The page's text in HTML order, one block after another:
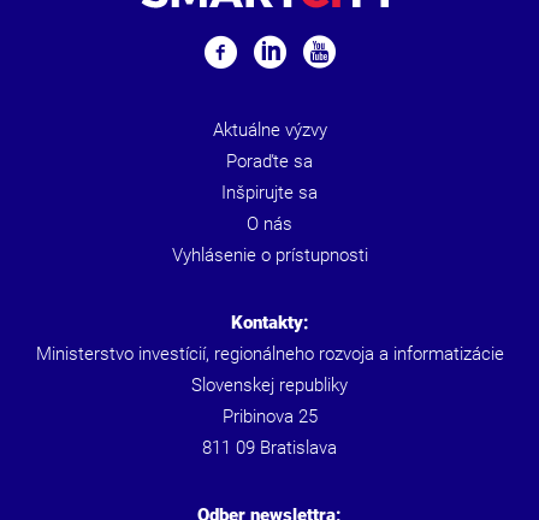
Aktuálne výzvy
Poraďte sa
Inšpirujte sa
O nás
Vyhlásenie o prístupnosti
Kontakty:
Ministerstvo investícií, regionálneho rozvoja a informatizácie
Slovenskej republiky
Pribinova 25
811 09 Bratislava
Odber newslettra: